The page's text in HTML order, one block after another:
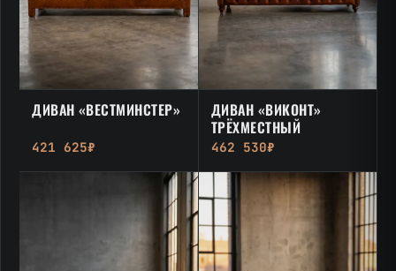
ДИВАН «ВЕСТМИНСТЕР»
421 625₽
ДИВАН «ВИКОНТ»
ТРЁХМЕСТНЫЙ
462 530₽